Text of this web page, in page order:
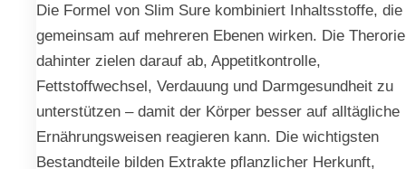
Die Formel von Slim Sure kombiniert Inhaltsstoffe, die
gemeinsam auf mehreren Ebenen wirken. Die
dahinter zielen darauf ab, Appetitkontrolle,
Fettstoffwechsel, Verdauung und Darmgesundheit zu
unterstützen – damit der Körper besser auf alltägliche
Ernährungsweisen reagieren kann. Die wichtigsten
Bestandteile bilden Extrakte pflanzlicher Herkunft,